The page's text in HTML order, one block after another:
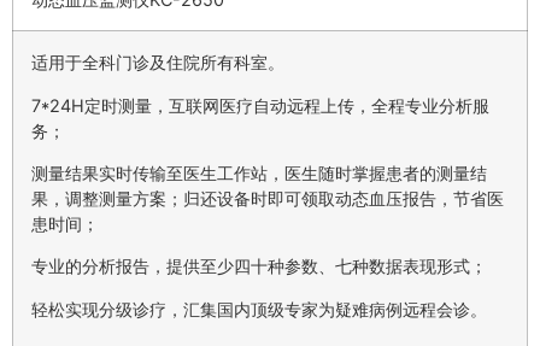
适用于全科门诊及住院所有科室。
7*24H定时测量，互联网医疗自动远程上传，全程专业分析服
务；
测量结果实时传输至医生工作站，医生随时掌握患者的测量结
果，调整测量方案；归还设备时即可领取动态血压报告，节省医
患时间；
专业的分析报告，提供至少四十种参数、七种数据表现形式；
轻松实现分级诊疗，汇集国内顶级专家为疑难病例远程会诊。